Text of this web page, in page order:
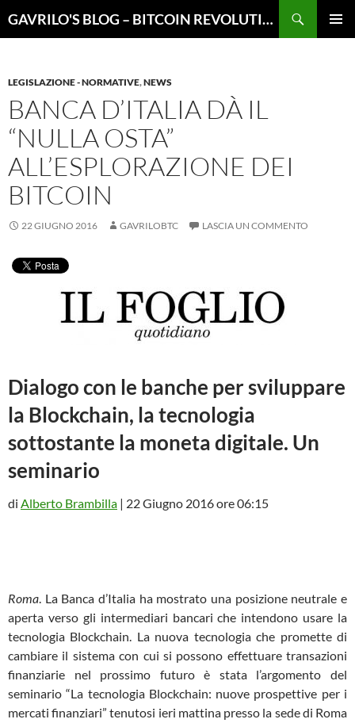
GAVRILO'S BLOG – BITCOIN REVOLUTION
LEGISLAZIONE - NORMATIVE,NEWS
BANCA D’ITALIA DÀ IL
“NULLA OSTA”
ALL’ESPLORAZIONE DEI
BITCOIN
22 GIUGNO 2016 GAVRILOBTC LASCIA UN COMMENTO
Dialogo con le banche per sviluppare
la Blockchain, la tecnologia
sottostante la moneta digitale. Un
seminario
di Alberto Brambilla | 22 Giugno 2016 ore 06:15
Roma. La Banca d’Italia ha mostrato una posizione neutrale e
aperta verso gli intermediari bancari che intendono usare la
tecnologia Blockchain. La nuova tecnologia che promette di
cambiare il sistema con cui si possono effettuare transazioni
finanziarie nel prossimo futuro è stata l’argomento del
seminario “La tecnologia Blockchain: nuove prospettive per i
mercati finanziari” tenutosi ieri mattina presso la sede di Roma